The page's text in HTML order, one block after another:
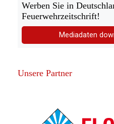
Werben Sie in
Feuerwehrzeitschrift!
Mediadaten
Unsere Partner